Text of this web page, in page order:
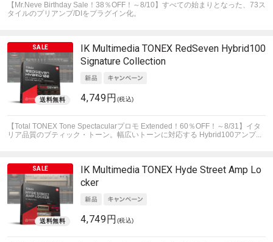
【Mr.Neve Birthday Sale！38％OFF！～8/10】すべての始まりとなった、73ス
タイルのプリアンプ/DIをプラグイン化。
IK Multimedia TONEX RedSeven Hybrid100
Signature Collection
4,749円 (税込)
【Total TONEX Tone Spectacularプロモ Extended！60％OFF！～8/31】イタ
リア品質のブティック・トーン。幅広いトーンに対応する Hybrid100アンプ...
IK Multimedia TONEX Hyde Street Amp Lo
cker
4,749円 (税込)